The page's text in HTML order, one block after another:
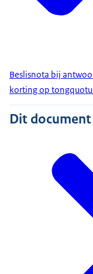
Beslisnota bij
korting op
Dit